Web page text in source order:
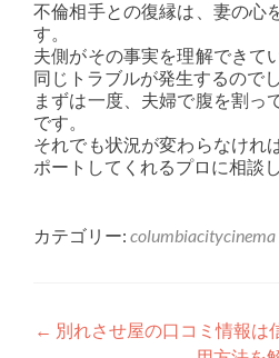
不倫相手との復縁は、妻の心
す。
夫側がその事実を理解できて
同じトラブルが発生するのでし
まずは一度、夫婦で腹を割っ
です。
それでも状況が変わらなけれ
ポートしてくれるプロに相談
カテゴリー: columbiacitycinema
投稿ナビゲーシ
← 別れさせ屋の口コミ情報は